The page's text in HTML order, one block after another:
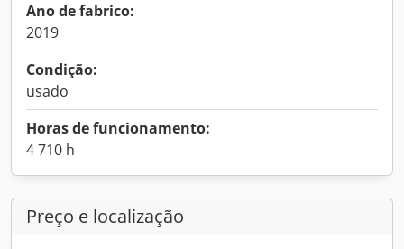
Ano de fabrico:
2019
Condição:
usado
Horas de funcionamento:
4 710 h
Preço e localização